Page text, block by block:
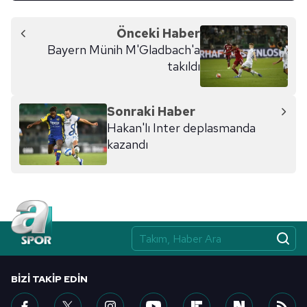
kullanılmaktadır. Diğer çerezler, sitemizin daha işlevsel
kılınması ve kişiselleştirilmesi ve sizlere yönelik
reklam/pazarlama faaliyetlerinin yapılması, amaçlarıyla
sınırlı olarak açık rızanız dahilinde kullanılacaktır.
Çerezlere ilişkin tercihlerinizi aşağıda yer alan panel
vasıtasıyla belirleyebilirsiniz. Çerezlere ilişkin detaylı bilgi
için Ayarlar butonuna tıklayabilir,
Çerez Bilgilendirme
Metnimiziziyaret edebilirsiniz.
hazırlanmış Aydınlatma Metnimizi okumak ve sitemizde
ilgili mevzuata uygun olarak kullanılan çerezlerle ilgili bilgi
almak için lütfen
.
Önceki Haber
Bayern Münih M'Gladbach'a
takıldı
Sonraki Haber
Hakan'lı Inter deplasmanda
kazandı
BIZI TAKIP EDIN